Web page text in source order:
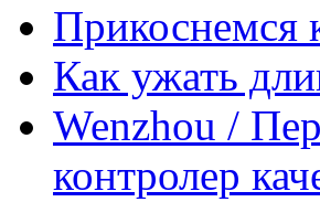
Прикоснемся
Как ужать
Wenzhou /
контролер